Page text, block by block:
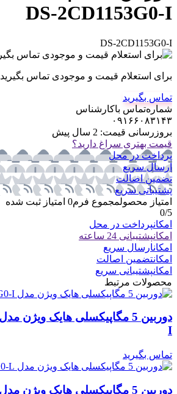
DS-2CD1153G0-I
DS-2CD1153G0-I
برای استعلام قیمت و موجودی تماس بگیرید
تماس بگیرید
شماره‌تماس‌ با‌کارشناس
۰۹۱۶۶۰۸۳۱۴۳
بروزرسانی قیمت: 2 سال پیش
قیمت بهتری سراغ دارید؟
پرداخت در محل
ارسال سریع
تضمین اصالت
پشتیبانی سریع
امتیاز محصولمجموع فرم0 امتیاز ثبت شده
0/5
امکانپرداخت در محل
امکانپشتیبانی 24 ساعته
امکانارسال سریع
امکانتضمین اصالت
امکانپشتیبانی سریع
محصولات مرتبط
I
تماس بگیرید